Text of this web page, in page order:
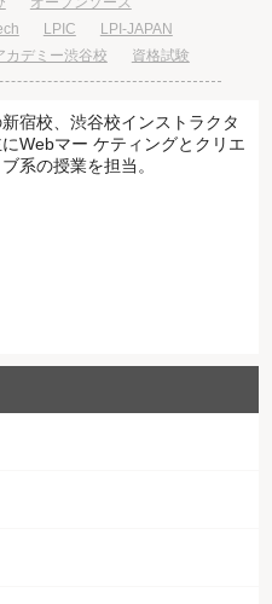
LPIC
LPI-JAPAN
カデミー渋谷校 資格試験
新宿校、渋谷校インストラクタ
Webマー ケティングとクリエ
系の授業を担当。